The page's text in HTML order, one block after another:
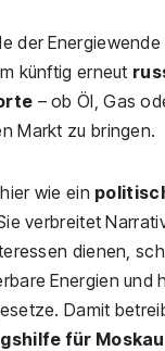
der
künftig erneut
– ob Öl, Gas
Markt zu bringen.
wie ein
verbreitet
dienen,
Energien und
Damit
für